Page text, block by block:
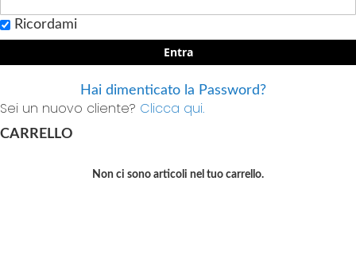
Ricordami
Entra
Hai dimenticato la Password?
Sei un nuovo cliente? Clicca qui.
CARRELLO
Non ci sono articoli nel tuo carrello.